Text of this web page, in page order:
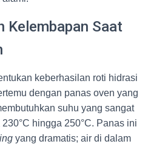
Kelembapan Saat
keberhasilan roti hidrasi
dengan panas oven yang
suhu yang sangat
hingga 250°C. Panas ini
yang dramatis; air di dalam